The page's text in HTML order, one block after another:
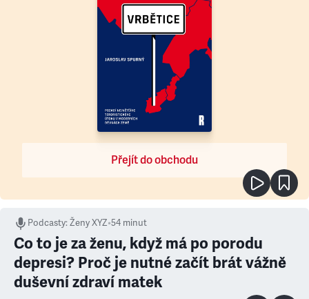
Přejít do obchodu
Podcasty:Ženy XYZ•54 minut
Co to je za ženu, když má po porodu
depresi? Proč je nutné začít brát vážně
duševní zdraví matek